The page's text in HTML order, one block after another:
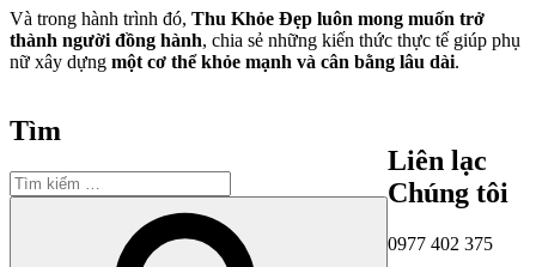
Và trong hành trình đó, Thu Khỏe Đẹp luôn mong muốn trở
thành người đồng hành, chia sẻ những kiến thức thực tế giúp phụ
nữ xây dựng một cơ thể khỏe mạnh và cân bằng lâu dài.
Tìm
Tìm
kiếm:
Tìm
Liên lạc
Chúng tôi
0977 402 375